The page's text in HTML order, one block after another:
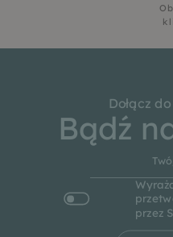
Dołącz
Bądź
przez